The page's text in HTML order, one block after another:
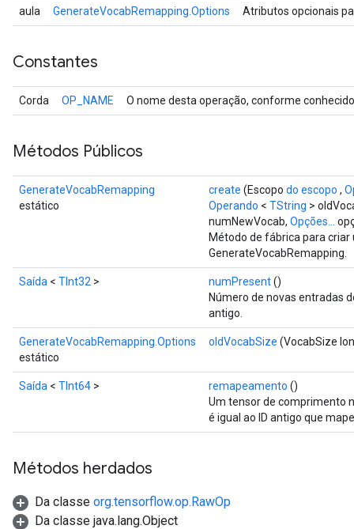
aula GenerateVocabRemapping.Options Atributos opcionais
Constantes
Corda OP_NAME O nome desta operação, conforme
Métodos Públicos
GenerateVocabRemapping
estático
create (Escopo do escopo ,
Operando < TString >
numNewVocab, Opções...
Método de fábrica para
GenerateVocabRemapping.
Saída < TInt32 > numPresent()
Número de novas entradas
antigo.
GenerateVocabRemapping.Options
estático
oldVocabSize (VocabSize
Saída < TInt64 > remapeamento ()
Um tensor de comprimento
é igual ao ID antigo que
Métodos herdados
Da classe org.tensorflow.op.RawOp
Da classe java.lang.Object